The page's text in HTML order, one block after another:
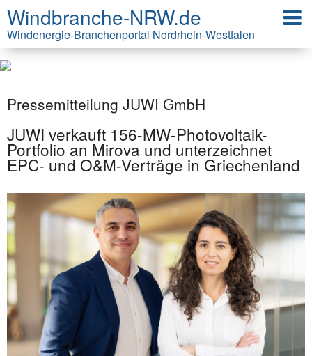
Windbranche-NRW.de
Windenergie-Branchenportal Nordrhein-Westfalen
Pressemitteilung JUWI GmbH
JUWI verkauft 156-MW-Photovoltaik-
Portfolio an Mirova und unterzeichnet
EPC- und O&M-Verträge in Griechenland